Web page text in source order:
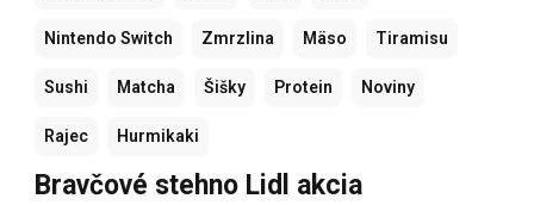
Nintendo Switch Zmrzlina Mäso Tiramisu
Sushi Matcha Šišky Protein Noviny
Rajec Hurmikaki
Bravčové stehno Lidl akcia